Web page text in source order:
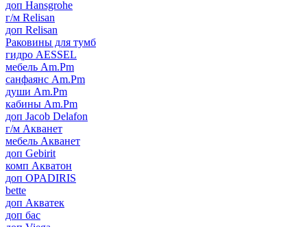
доп Hansgrohe
г/м Relisan
доп Relisan
Раковины для тумб
гидро AESSEL
мебель Am.Pm
санфаянс Am.Pm
души Am.Pm
кабины Am.Pm
доп Jacob Delafon
г/м Акванет
мебель Акванет
доп Gebirit
комп Акватон
доп OPADIRIS
bette
доп Акватек
доп бас